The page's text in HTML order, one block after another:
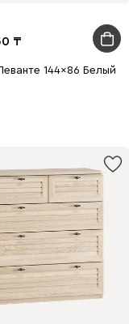
144x86 Белый